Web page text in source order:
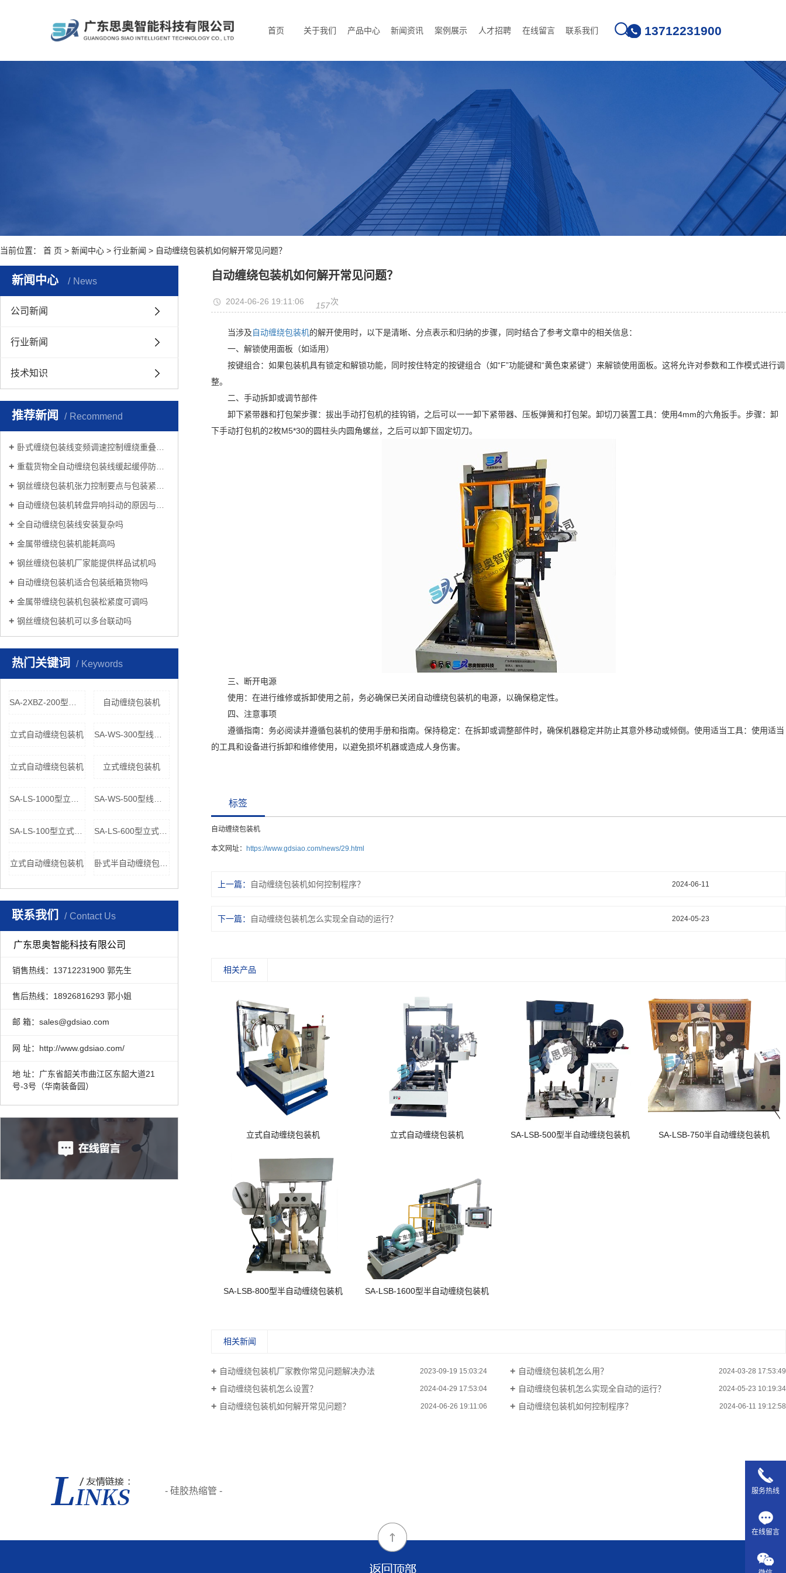
首页 关于我们 产品中心 新闻资讯 案例展示 人才招聘 在线留言 联系我们 13712231900
当前位置： 首 页 > 新闻中心 > 行业新闻 > 自动缠绕包装机如何解开常见问题？
新闻中心 News
公司新闻
行业新闻
技术知识
推荐新闻 Recommend
卧式缠绕包装线变频调速控制缠绕重叠度方法
重载货物全自动缠绕包装线缓起缓停防倾倒工艺
钢丝缠绕包装机张力控制要点与包装紧实度优化方案
自动缠绕包装机转盘异响抖动的原因与排查处理方案
全自动缠绕包装线安装复杂吗
金属带缠绕包装机能耗高吗
钢丝缠绕包装机厂家能提供样品试机吗
自动缠绕包装机适合包装纸箱货物吗
金属带缠绕包装机包装松紧度可调吗
钢丝缠绕包装机可以多台联动吗
热门关键词 Keywords
自动缠绕包装机
立式自动缠绕包装机
立式自动缠绕包装机 立式缠绕包装机
SA-LS-600型立式自动缠绕包装机
立式自动缠绕包装机
联系我们 Contact Us
广东思奥智能科技有限公司
销售热线：13712231900 郭先生
售后热线：18926816293 郭小姐
邮 箱：sales@gdsiao.com
网 址：http://www.gdsiao.com/
地 址：广东省韶关市曲江区东韶大道21
号-3号（华南装备园）
自动缠绕包装机如何解开常见问题？
2024-06-26 19:11:06 157次
当涉及自动缠绕包装机的解开使用时，以下是清晰、分点表示和归纳的步骤，同时结合了参考文章中的相关信息：
一、解锁使用面板（如适用）
按键组合：如果包装机具有锁定和解锁功能，同时按住特定的按键组合（如“F”功能键和“黄色束紧键”）来解锁使用面板。这将允许对参数和工作模式进行调
整。
二、手动拆卸或调节部件
卸下紧带器和打包架步骤：拔出手动打包机的挂钩销，之后可以一一卸下紧带器、压板弹簧和打包架。卸切刀装置工具：使用4mm的六角扳手。步骤：卸
下手动打包机的2枚M5*30的圆柱头内圆角螺丝，之后可以卸下固定切刀。
三、断开电源
使用：在进行维修或拆卸使用之前，务必确保已关闭自动缠绕包装机的电源，以确保稳定性。
四、注意事项
遵循指南：务必阅读并遵循包装机的使用手册和指南。保持稳定：在拆卸或调整部件时，确保机器稳定并防止其意外移动或倾倒。使用适当工具：使用适当
的工具和设备进行拆卸和维修使用，以避免损坏机器或造成人身伤害。
标签
自动缠绕包装机
本文网址： https://www.gdsiao.com/news/29.html
上一篇： 自动缠绕包装机如何控制程序？ 2024-06-11
下一篇： 自动缠绕包装机怎么实现全自动的运行？ 2024-05-23
相关产品
立式自动缠绕包装机 立式自动缠绕包装机 SA-LSB-500型半自动缠绕包装机 SA-LSB-750半自动缠绕包装机
SA-LSB-800型半自动缠绕包装机 SA-LSB-1600型半自动缠绕包装机
相关新闻
自动缠绕包装机厂家教你常见问题解决办法 2023-09-19 15:03:24 自动缠绕包装机怎么用？ 2024-03-28 17:53:49
自动缠绕包装机怎么设置？ 2024-04-29 17:53:04 自动缠绕包装机怎么实现全自动的运行？ 2024-05-23 10:19:34
自动缠绕包装机如何解开常见问题？ 2024-06-26 19:11:06 自动缠绕包装机如何控制程序？ 2024-06-11 19:12:58
- 硅胶热缩管 - 服务热线
在线留言